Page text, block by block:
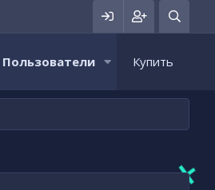
Пользователи Купить